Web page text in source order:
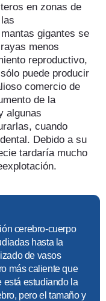
en zonas de
gigantes se
menos
reproductivo,
puede producir
comercio de
de la
algunas
cuando
Debido a su
tardaría mucho
cerebro-cuerpo
hasta la
de vasos
más caliente que
está estudiando la
pero el tamaño y